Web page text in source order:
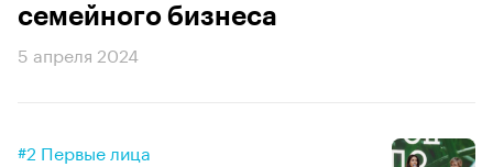
семейного бизнеса
5 апреля 2024
#2 Первые лица